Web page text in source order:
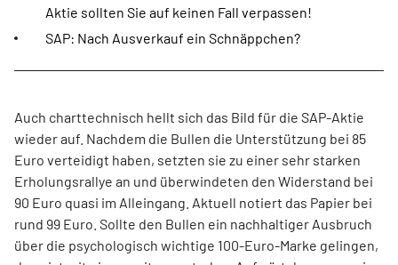
Aktie sollten Sie auf keinen Fall verpassen!
SAP: Nach Ausverkauf ein Schnäppchen?
Auch charttechnisch hellt sich das Bild für die SAP-Aktie
wieder auf. Nachdem die Bullen die Unterstützung bei 85
Euro verteidigt haben, setzten sie zu einer sehr starken
Erholungsrallye an und überwindeten den Widerstand bei
90 Euro quasi im Alleingang. Aktuell notiert das Papier bei
rund 99 Euro. Sollte den Bullen ein nachhaltiger Ausbruch
über die psychologisch wichtige 100-Euro-Marke gelingen,